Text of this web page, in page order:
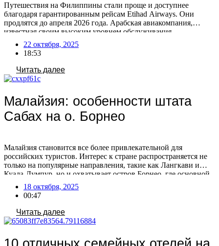
Путешествия на Филиппины стали проще и доступнее
благодаря гарантированным рейсам Etihad Airways. Они
продлятся до апреля 2026 года. Арабская авиакомпания,
известная своим высоким уровнем обслуживания,
гарантирует приятные перелеты на протяжении всего пути.
Особой популярностью пользуются туры в зимний период
2025-2026, когда климат идеален для пляжного отдыха,
дайвинга и активных развлечений, обещая максимум
солнечных дней. Острова […]
22 октября, 2025
18:53
Читать далее
Малайзия: особенности штата
Сабах на о. Борнео
Малайзия становится все более привлекательной для
российских туристов. Интерес к стране распространяется не
только на популярные направления, такие как Лангкави и
Куала-Лумпур, но и охватывает остров Борнео, где основной
поток российских путешественников направляется в штат
Сабах. Штат активно продвигает себя на российском рынке,
участвуя в различных туристических мероприятиях. Сабах
расположен на острове Борнео, единственном острове […]
18 октября, 2025
00:47
Читать далее